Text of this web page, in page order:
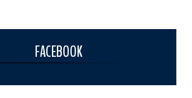
FACEBOOK